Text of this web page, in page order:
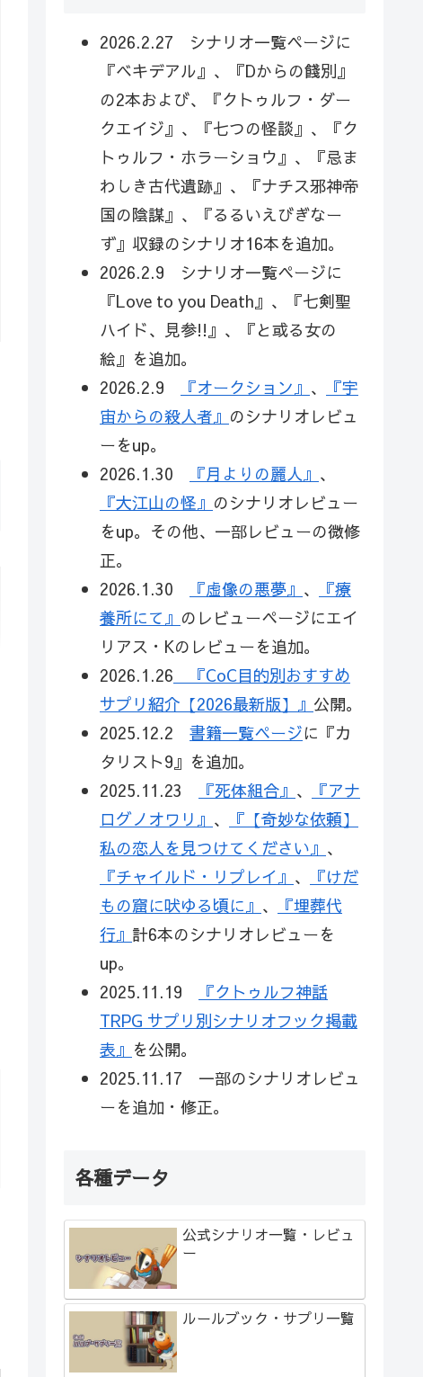
2026.2.27 シナリオ一覧ページに
『ベキデアル』、『Dからの餞別』
の2本および、『クトゥルフ・ダー
クエイジ』、『七つの怪談』、『ク
トゥルフ・ホラーショウ』、『忌ま
わしき古代遺跡』、『ナチス邪神帝
国の陰謀』、『るるいえびぎなー
ず』収録のシナリオ16本を追加。
2026.2.9 シナリオ一覧ページに
『Love to you Death』、『七剣聖
ハイド、見参!!』、『と或る女の
絵』を追加。
2026.2.9
『オークション』 、
『宇
宙からの殺人者』 のシナリオレビュ
ーをup。
2026.1.30
『月よりの麗人』 、
『大江山の怪』 のシナリオレビュー
をup。その他、一部レビューの微修
正。
2026.1.30
『虚像の悪夢』 、
『療
養所にて』 のレビューページにエイ
リアス・Kのレビューを追加。
2026.1.26 『CoC目的別おすすめ
サプリ紹介【2026最新版】』 公開。
2025.12.2 書籍一覧ページに『カ
タリスト9』を追加。
2025.11.23
『死体組合』 、
『アナ
ログノオワリ』 、
『【奇妙な依頼】
私の恋人を見つけてください』 、
『チャイルド・リプレイ』 、
『けだ
もの窟に吠ゆる頃に』 、
『埋葬代
行』 計6本のシナリオレビューを
up。
2025.11.19
『クトゥルフ神話
TRPG サプリ別シナリオフック掲載
表』 を公開。
2025.11.17 一部のシナリオレビュ
ーを追加・修正。
各種データ
公式シナリオ一覧・レビュ
ー
ルールブック・サプリ一覧